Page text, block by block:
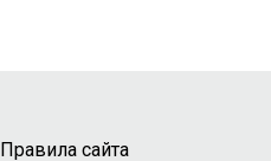
Правила сайта